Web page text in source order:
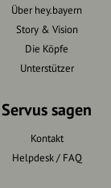
Über hey.bayern
Story & Vision
Die Köpfe
Unterstützer
Servus sagen
Kontakt
Helpdesk / FAQ